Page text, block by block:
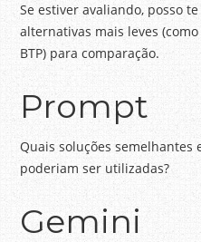
Se estiver avaliando, posso
alternativas mais leves
BTP) para comparação.
Prompt
Quais soluções
poderiam ser utilizadas?
Gemini